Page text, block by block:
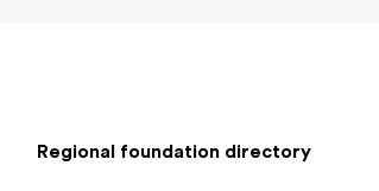
Regional foundation directory